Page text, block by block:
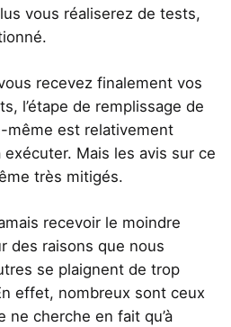
vous réaliserez de tests,
recevez finalement vos
l’étape de remplissage de
même est relativement
exécuter. Mais les avis sur ce
très mitigés.
recevoir le moindre
des raisons que nous
se plaignent de trop
effet, nombreux sont ceux
cherche en fait qu’à